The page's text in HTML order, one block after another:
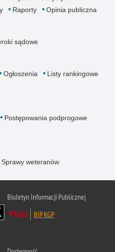
Raporty Opinia publiczna
sądowe
Ogłoszenia
Listy rankingowe
Postępowania podprogowe
Sprawy weteranów
Biuletyn Informacji Publicznej
BIP KGP